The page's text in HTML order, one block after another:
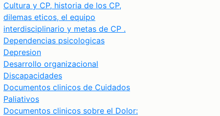
Cultura y CP, historia de los CP,
dilemas eticos, el equipo
interdisciplinario y metas de CP .
Dependencias psicologicas
Depresion
Desarrollo organizacional
Discapacidades
Documentos clinicos de Cuidados
Paliativos
Documentos clinicos sobre el Dolor: